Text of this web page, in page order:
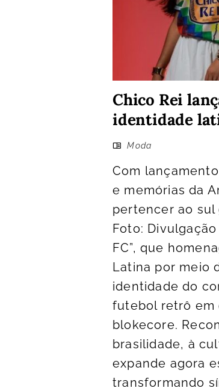
Chico Rei
identidade
Moda
Com
e memórias da
pertencer ao
Foto:
FC”, que
Latina por meio
identidade do
futebol retrô em
blokecore.
brasilidade, à
expande agora
transformando